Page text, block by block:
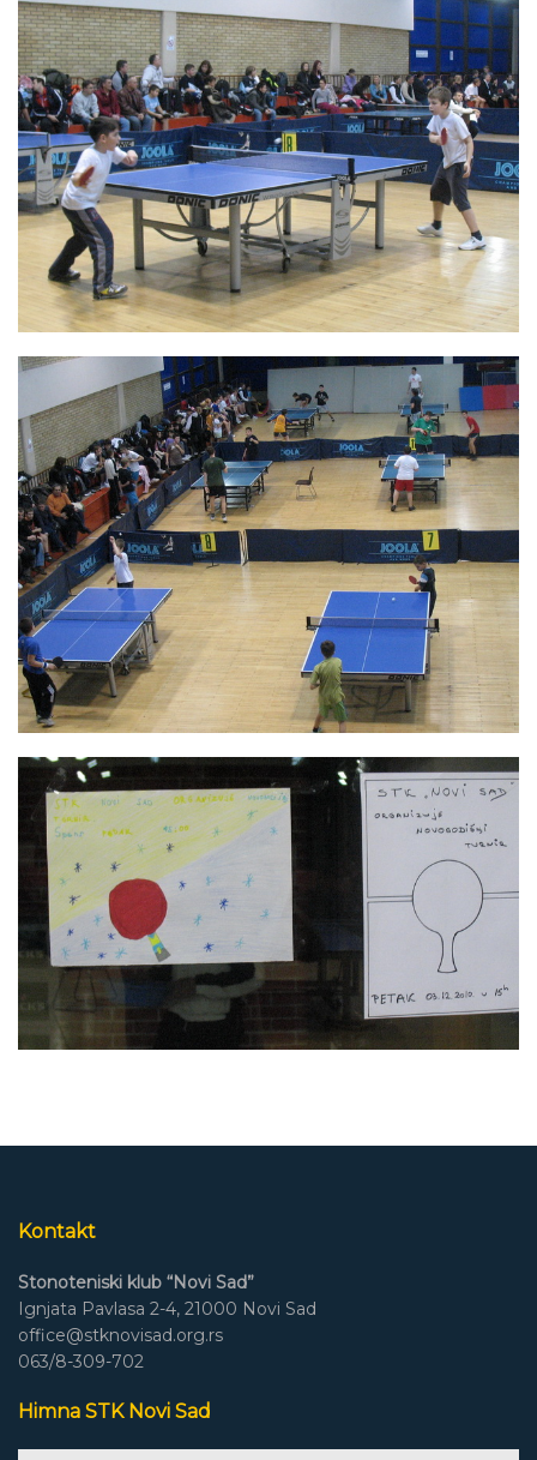
Kontakt
Stonoteniski klub “Novi Sad”
Ignjata Pavlasa 2-4, 21000 Novi Sad
office@stknovisad.org.rs
063/8-309-702
Himna STK Novi Sad